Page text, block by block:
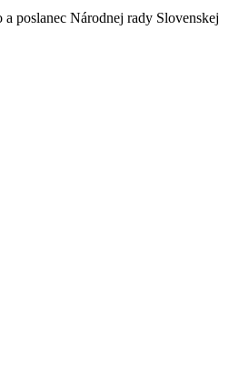
poslanec Národnej rady Slovenskej